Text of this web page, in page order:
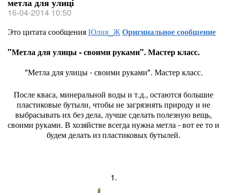
16-04-2014 10:50
Это цитата сообщенияЮлия_ЖОригинальное сообщение
"Метла для улицы - своими руками". Мастер класс.
"Метла для улицы - своими руками". Мастер класс.
После кваса, минеральной воды и т.д., остаются большие
пластиковые бутыли, чтобы не загрязнять природу и не
выбрасывать их без дела, лучше сделать полезную вещь,
своими руками. В хозяйстве всегда нужна метла - вот ее то и
будем делать из пластиковых бутылей.
1.